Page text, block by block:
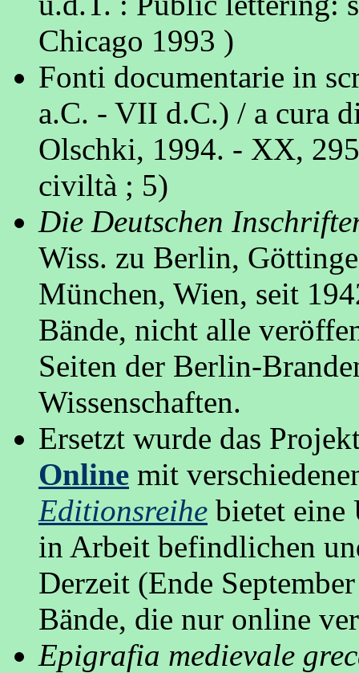
Chicago 1993 )
Fonti documentarie in
a.C. - VII d.C.) / a cura
Olschki, 1994. - XX,
civiltà ; 5)
Die Deutschen
Wiss. zu Berlin,
München, Wien, seit
Bände, nicht alle
Seiten der Berlin-
Wissenschaften.
Ersetzt wurde das
Online mit
Editionsreihe bietet eine
in Arbeit befindlichen
Derzeit (Ende
Bände, die nur online
Epigrafia medievale